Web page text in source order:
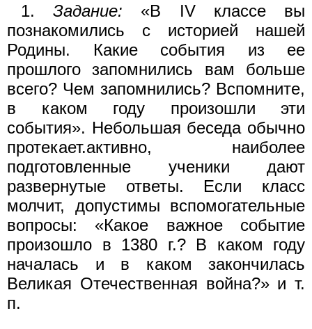
1.Задание: «В IV классе вы
познакомились с историей нашей
Родины. Какие события из ее
прошлого запомнились вам больше
всего? Чем запомнились? Вспомните,
в каком году произошли эти
события». Небольшая беседа обычно
протекает.активно, наиболее
подготовленные ученики дают
развернутые ответы. Если класс
молчит, допустимы вспомогательные
вопросы: «Какое важное событие
произошло в 1380 г.? В каком году
началась и в каком закончилась
Великая Отечественная война?» и т.
п.